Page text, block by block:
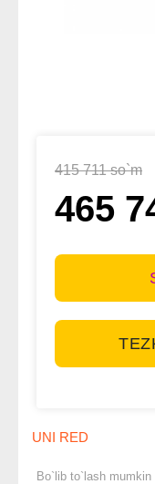
415 711 so`m
465
UNI RED
Bo`lib to`lash mumkin